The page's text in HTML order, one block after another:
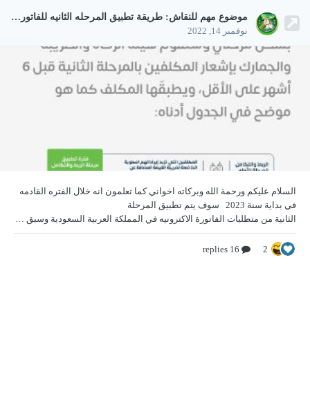
موضوع مهم للنقاش: طريقة تطبيق المرحله الثانيه للفاتوره الاكترونيه في السعودية
نوفمبر 14, 2022
السلام عليكم ورحمة الله وبركاته اخواني كما تعلمون انه خلال الفتره القادمه
في بداية سنة 2023 سوف يتم تطبيق المرحلة
الثانية من متطلبات الفاتورة الاكترونيه في المملكة العربية السعودية وسبق انه تم النقاش في المرحله الاولى في هذه المواضيع رمز الاستجابه السريع QR CODE حسب متطلبات هيئة الضرائب السعودية: 1. https://www.officena.net/ib/topic/112126-موضوع-مهم-للنقاش-ماهو-مستقبل-الاكسس-بعد-تطبيق-المرحله-الثانيه-للفاتوره-الاكترونيه/ 2. الموضوع والمرفقات ا
2